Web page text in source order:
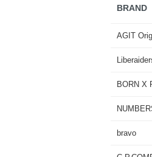
BRAND
AGIT
BORN X
bravo